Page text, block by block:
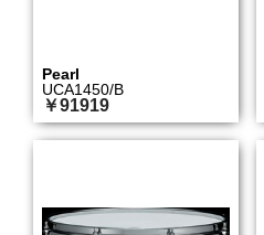
Pearl
UCA1450/B
￥91919